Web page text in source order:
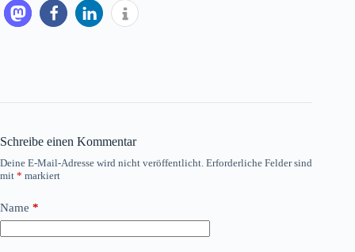
Schreibe einen Kommentar
Deine E-Mail-Adresse wird nicht veröffentlicht. Erforderliche Felder sind
mit * markiert
Name *